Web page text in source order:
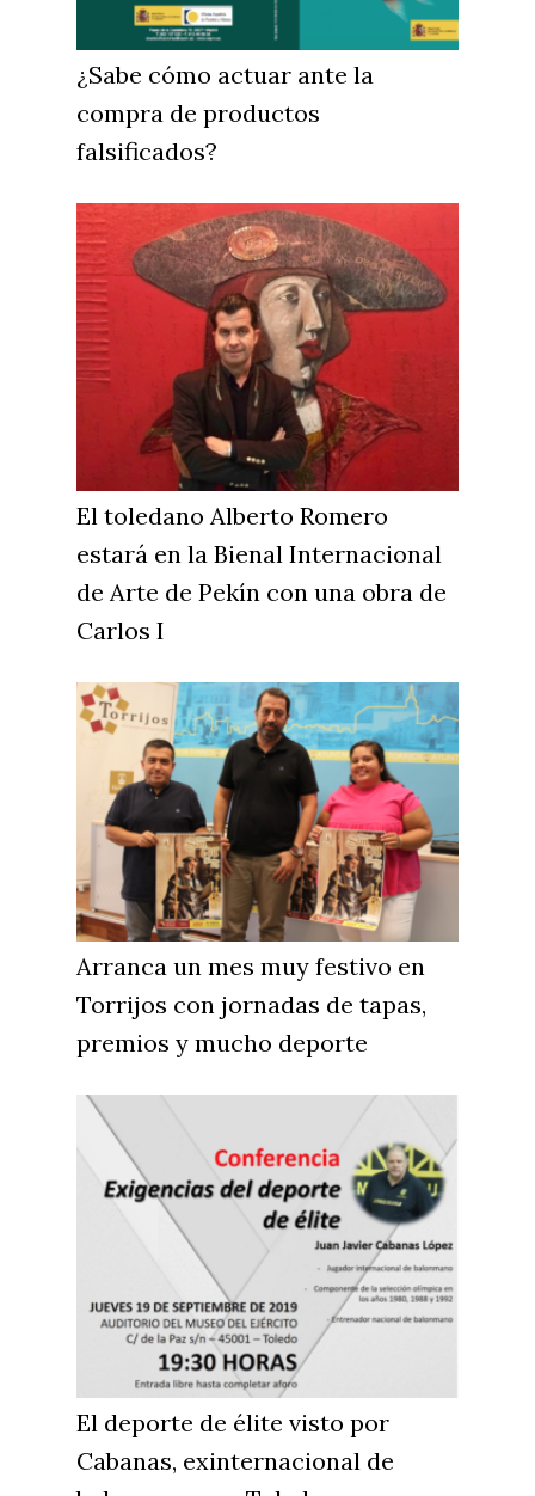
¿Sabe cómo actuar ante la
compra de productos
falsificados?
El toledano Alberto Romero
estará en la Bienal Internacional
de Arte de Pekín con una obra de
Carlos I
Arranca un mes muy festivo en
Torrijos con jornadas de tapas,
premios y mucho deporte
El deporte de élite visto por
Cabanas, exinternacional de
Castilla-La
Toledo
Ciudad Real
Albacete
Cuenca
Guadalajara
Sanidad
Economía
Educación
Cultura
Deportes
Sucesos
Medio Ambiente
Especiales
Política
Galerías